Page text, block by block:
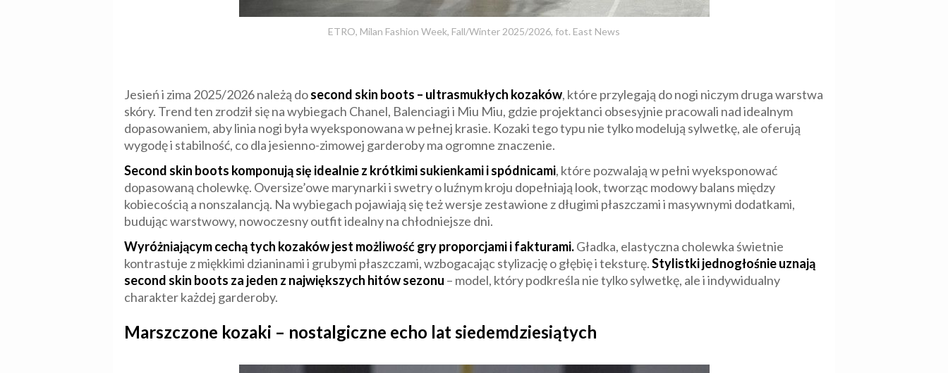
ETRO, Milan Fashion Week, Fall/Winter 2025/2026, fot. East News
Jesień i zima 2025/2026 należą dosecond skin boots – ultrasmukłych kozaków, które przylegają do nogi niczym druga warstwa
skóry. Trend ten zrodził się na wybiegach Chanel, Balenciagi i Miu Miu, gdzie projektanci obsesyjnie pracowali nad idealnym
dopasowaniem, aby linia nogi była wyeksponowana w pełnej krasie. Kozaki tego typu nie tylko modelują sylwetkę, ale oferują
wygodę i stabilność, co dla jesienno-zimowej garderoby ma ogromne znaczenie.
Second skin boots komponują się idealnie z krótkimi sukienkami i spódnicami, które pozwalają w pełni wyeksponować
dopasowaną cholewkę. Oversize’owe marynarki i swetry o luźnym kroju dopełniają look, tworząc modowy balans między
kobiecością a nonszalancją. Na wybiegach pojawiają się też wersje zestawione z długimi płaszczami i masywnymi dodatkami,
budując warstwowy, nowoczesny outfit idealny na chłodniejsze dni.
Wyróżniającym cechą tych kozaków jest możliwość gry proporcjami i fakturami.Gładka, elastyczna cholewka świetnie
kontrastuje z miękkimi dzianinami i grubymi płaszczami, wzbogacając stylizację o głębię i teksturę.Stylistki jednogłośnie uznają
second skin boots za jeden z największych hitów sezonu – model, który podkreśla nie tylko sylwetkę, ale i indywidualny
charakter każdej garderoby.
Marszczone kozaki – nostalgiczne echo lat siedemdziesiątych